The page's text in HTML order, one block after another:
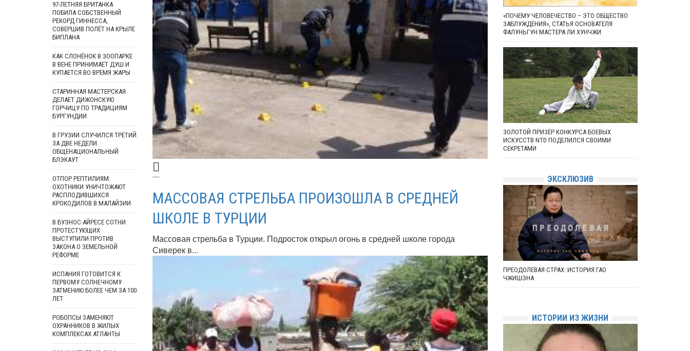
МАССОВАЯ СТРЕЛЬБА ПРОИЗОШЛА В СРЕДНЕЙ
ШКОЛЕ В ТУРЦИИ
Массовая стрельба в Турции. Подросток открыл огонь в средней школе города
Сиверек в...
97-ЛЕТНЯЯ БРИТАНКА
ПОБИЛА СОБСТВЕННЫЙ
РЕКОРД ГИННЕССА,
СОВЕРШИВ ПОЛЁТ НА КРЫЛЕ
БИПЛАНА
КАК СЛОНЁНОК В ЗООПАРКЕ
В ВЕНЕ ПРИНИМАЕТ ДУШ И
КУПАЕТСЯ ВО ВРЕМЯ ЖАРЫ
СТАРИННАЯ МАСТЕРСКАЯ
ДЕЛАЕТ ДИЖОНСКУЮ
ГОРЧИЦУ ПО ТРАДИЦИЯМ
БУРГУНДИИ
В ГРУЗИИ СЛУЧИЛСЯ ТРЕТИЙ
ЗА ДВЕ НЕДЕЛИ
ОБЩЕНАЦИОНАЛЬНЫЙ
БЛЭКАУТ
ОТПОР РЕПТИЛИЯМ:
ОХОТНИКИ УНИЧТОЖАЮТ
РАСПЛОДИВШИХСЯ
КРОКОДИЛОВ В МАЛАЙЗИИ
В БУЭНОС-АЙРЕСЕ СОТНИ
ПРОТЕСТУЮЩИХ
ВЫСТУПИЛИ ПРОТИВ
ЗАКОНА О ЗЕМЕЛЬНОЙ
РЕФОРМЕ
ИСПАНИЯ ГОТОВИТСЯ К
ПЕРВОМУ СОЛНЕЧНОМУ
ЗАТМЕНИЮ БОЛЕЕ ЧЕМ ЗА 100
ЛЕТ
РОБОПСЫ ЗАМЕНЯЮТ
ОХРАННИКОВ В ЖИЛЫХ
КОМПЛЕКСАХ АТЛАНТЫ
«ПОЧЕМУ ЧЕЛОВЕЧЕСТВО – ЭТО ОБЩЕСТВО
ЗАБЛУЖДЕНИЯ», СТАТЬЯ ОСНОВАТЕЛЯ
ФАЛУНЬГУН МАСТЕРА ЛИ ХУНЧЖИ
ЗОЛОТОЙ ПРИЗЁР КОНКУРСА БОЕВЫХ
ИСКУССТВ NTD ПОДЕЛИЛСЯ СВОИМИ
СЕКРЕТАМИ
ЭКСКЛЮЗИВ
ПРЕОДОЛЕВАЯ СТРАХ: ИСТОРИЯ ГАО
ЧЖИШЭНА
ИСТОРИИ ИЗ ЖИЗНИ